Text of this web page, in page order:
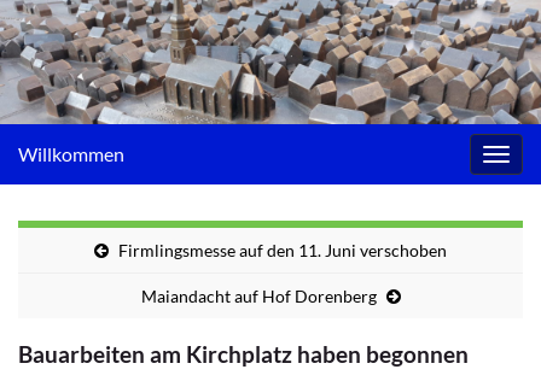
Willkommen
Firmlingsmesse auf den 11. Juni verschoben
Maiandacht auf Hof Dorenberg
Bauarbeiten am Kirchplatz haben begonnen